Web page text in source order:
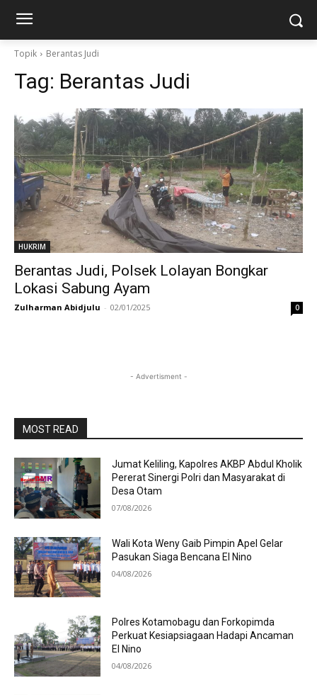
Topik Berantas Judi
Tag: Berantas Judi
HUKRIM
Berantas Judi, Polsek Lolayan Bongkar
Lokasi Sabung Ayam
Zulharman Abidjulu - 02/01/2025 0
- Advertisment -
MOST READ
Jumat Keliling, Kapolres AKBP Abdul Kholik
Pererat Sinergi Polri dan Masyarakat di
Desa Otam
07/08/2026
Wali Kota Weny Gaib Pimpin Apel Gelar
Pasukan Siaga Bencana El Nino
04/08/2026
Polres Kotamobagu dan Forkopimda
Perkuat Kesiapsiagaan Hadapi Ancaman
El Nino
04/08/2026